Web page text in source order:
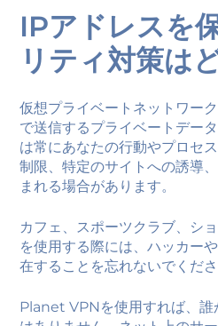
IPアドレスを
リティ対策は
仮想プライベートネットワー
で送信するプライベートデー
は常にあなたの行動やプロセ
制限、特定のサイトへの誘導
まれる場合があります。
カフェ、スポーツクラブ、シ
を使用する際には、ハッカー
在することを忘れないでくださ
Planet VPNを使用すれば、誰